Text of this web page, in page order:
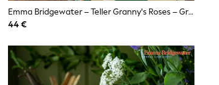
Emma Bridgewater – Teller Granny's Roses – Großer Teller, 10,5 Zoll
44 €